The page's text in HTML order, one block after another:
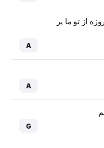
از تو ما پر
A
A
G